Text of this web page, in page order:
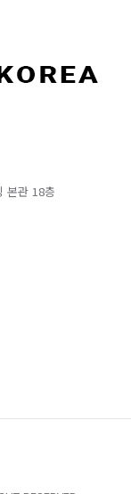
본관 18층